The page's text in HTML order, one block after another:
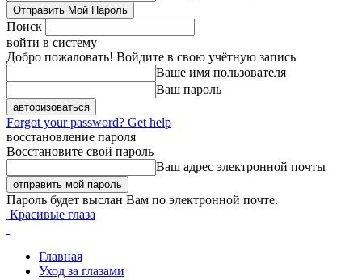
Поиск
войти в систему
Добро пожаловать! Войдите в свою учётную запись
Ваше имя пользователя
Ваш пароль
Forgot your password? Get help
восстановление пароля
Восстановите свой пароль
Ваш адрес электронной почты
Пароль будет выслан Вам по электронной почте.
Красивые глаза
Главная
Уход за глазами